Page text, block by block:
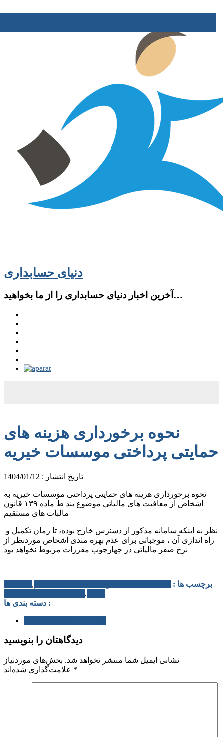
دنیای حسابداری
آخرین اخبار دنیای حسابداری را از ما بخواهید…
نحوه برخورداری هزینه های
حمایتی پرداختی موسسات خیریه
تاریخ انتشار : 1404/01/12
نحوه برخورداری هزینه های حمایتی پرداختی موسسات خیریه به
اشخاص از معافیت های مالیاتی موضوع بند ط ماده ۱۳۹ قانون
مالبات های مستقیم
راه اندازی آن ، موجباتی برای عدم بهره مندی اشخاص موردنظر از
نرخ صفر مالیاتی در چهارچوب مقررات مربوط نخواهد بود
برچسب ها : ,
,
دسته بندی ها :
دیدگاهتان را بنویسید
نشانی ایمیل شما منتشر نخواهد شد. بخش‌های موردنیاز
*